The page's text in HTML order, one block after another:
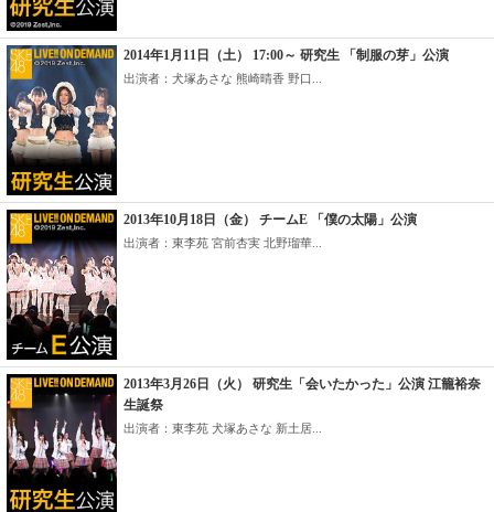
2014年1月11日（土） 17:00～ 研究生 「制服の芽」公演
出演者：犬塚あさな 熊崎晴香 野口...
2013年10月18日（金） チームE 「僕の太陽」公演
出演者：東李苑 宮前杏実 北野瑠華...
2013年3月26日（火） 研究生「会いたかった」公演 江籠裕奈
生誕祭
出演者：東李苑 犬塚あさな 新土居...